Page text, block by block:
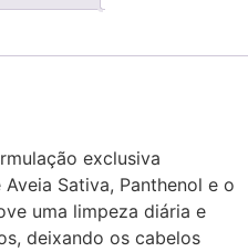
exclusiva
Sativa, Panthenol e o
uma limpeza diária e
deixando os cabelos